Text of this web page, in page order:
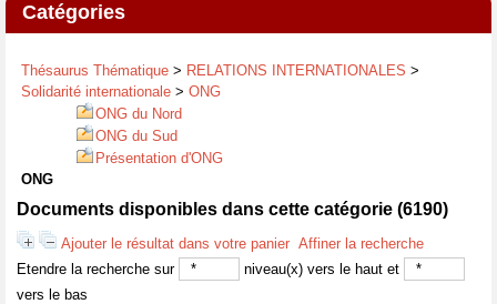
Catégories
Thésaurus Thématique > RELATIONS INTERNATIONALES >
Solidarité internationale > ONG
ONG du Nord
ONG du Sud
Présentation d'ONG
ONG
Documents disponibles dans cette catégorie (6190)
Ajouter le résultat dans votre panier Affiner la recherche
Etendre la recherche sur
niveau(x) vers le haut et
vers le bas